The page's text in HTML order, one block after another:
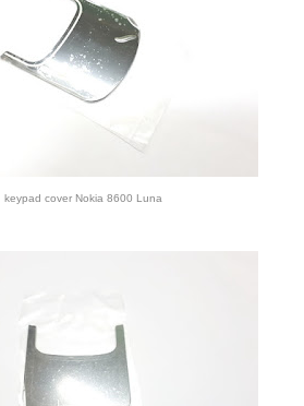
keypad cover Nokia 8600 Luna